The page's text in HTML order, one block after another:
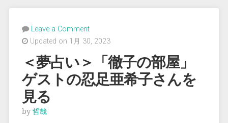
Leave a Comment
Updated on 1月 30, 2023
＜夢占い＞「徹子の部屋」
ゲストの忍足亜希子さんを
見る
by 哲哉